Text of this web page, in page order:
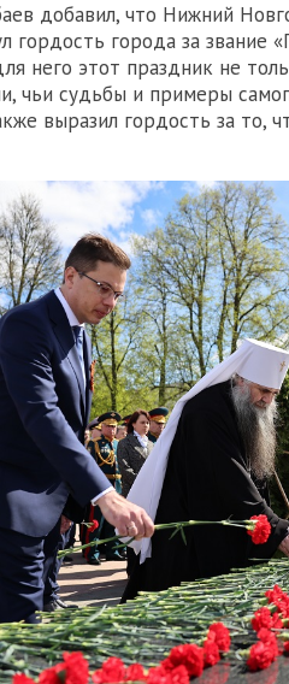
добавил, что Нижний
гордость города за звание
него этот праздник не
чьи судьбы и примеры
выразил гордость за то,